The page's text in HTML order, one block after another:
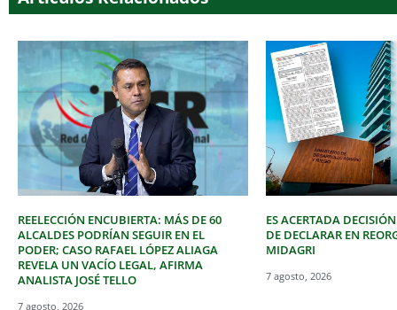
REELECCIÓN ENCUBIERTA: MÁS DE 60
ALCALDES PODRÍAN SEGUIR EN EL
PODER; CASO RAFAEL LÓPEZ ALIAGA
REVELA UN VACÍO LEGAL, AFIRMA
ANALISTA JOSÉ TELLO
7 agosto, 2026
ES ACERTADA
DE DECLARAR EN
MIDAGRI
7 agosto, 2026